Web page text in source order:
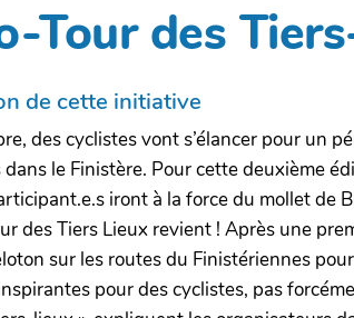
Tour des
de cette initiative
des cyclistes vont s’élancer pour un
le Finistère. Pour cette deuxième
iront à la force du mollet de
des Tiers Lieux revient ! Après une
sur les routes du Finistériennes
pour des cyclistes, pas